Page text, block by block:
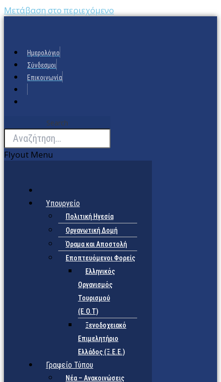
Μετάβαση στο περιεχόμενο
Ημερολόγιο
Σύνδεσμοι
Επικοινωνία
Search
Flyout Menu
Υπουργείο
Πολιτική Ηγεσία
Οργανωτική Δομή
Όραμα και Αποστολή
Εποπτευόμενοι Φορείς
Eλληνικός
Οργανισμός
Τουρισμού
(Ε.Ο.Τ)
Ξενοδοχειακό
Επιμελητήριο
Ελλάδος (Ξ.Ε.Ε.)
Γραφείο Τύπου
Νέα – Ανακοινώσεις